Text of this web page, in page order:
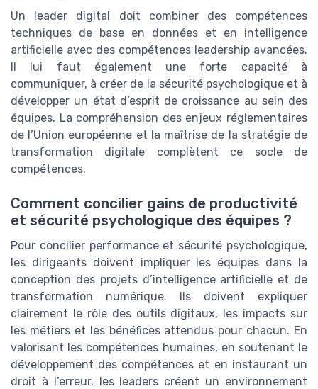
Un leader digital doit combiner des compétences
techniques de base en données et en intelligence
artificielle avec des compétences leadership avancées.
Il lui faut également une forte capacité à
communiquer, à créer de la sécurité psychologique et à
développer un état d’esprit de croissance au sein des
équipes. La compréhension des enjeux réglementaires
de l’Union européenne et la maîtrise de la stratégie de
transformation digitale complètent ce socle de
compétences.
Comment concilier gains de productivité
et sécurité psychologique des équipes ?
Pour concilier performance et sécurité psychologique,
les dirigeants doivent impliquer les équipes dans la
conception des projets d’intelligence artificielle et de
transformation numérique. Ils doivent expliquer
clairement le rôle des outils digitaux, les impacts sur
les métiers et les bénéfices attendus pour chacun. En
valorisant les compétences humaines, en soutenant le
développement des compétences et en instaurant un
droit à l’erreur, les leaders créent un environnement